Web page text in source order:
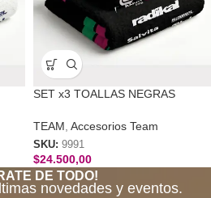
SET x3 TOALLAS NEGRAS
TEAM Accesorios Team
SKU: 9991
$24.500,00
DE TODO!
novedades y eventos.